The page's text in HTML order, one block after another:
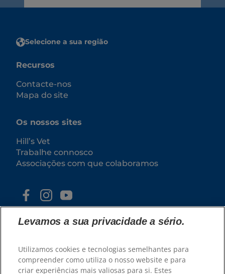
Selecione a sua região
Recursos
Contacte-nos
Mapa do site
Os nossos sites
Hill’s Vet
Trabalhe connosco
Associações com que colaboramos
© 2025 Hill's Pet Nutrition, Inc.
Levamos a sua privacidade a sério.
Utilizamos cookies e tecnologias semelhantes para
compreender como utiliza o nosso website e para
criar experiências mais valiosas para si. Estes